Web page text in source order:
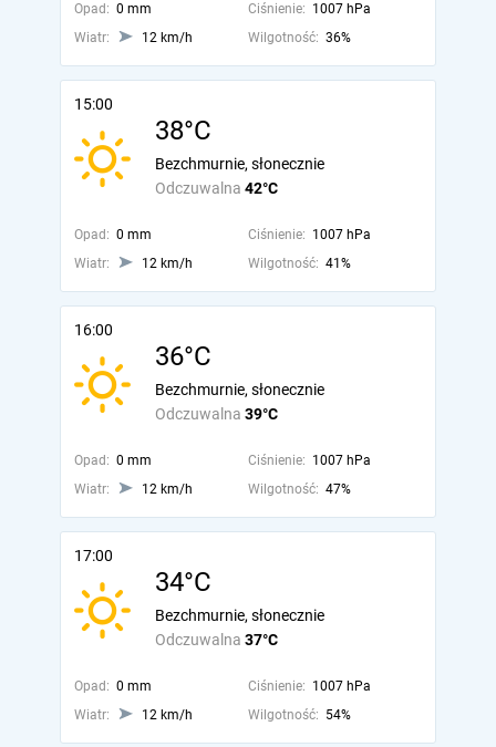
Opad: 0 mm Ciśnienie: 1007 hPa
Wiatr:
12 km/h Wilgotność: 36%
15:00
38°C
Odczuwalna 42°C
Bezchmurnie, słonecznie
Opad: 0 mm Ciśnienie: 1007 hPa
Wiatr:
12 km/h Wilgotność: 41%
16:00
36°C
Odczuwalna 39°C
Bezchmurnie, słonecznie
Opad: 0 mm Ciśnienie: 1007 hPa
Wiatr:
12 km/h Wilgotność: 47%
17:00
34°C
Odczuwalna 37°C
Bezchmurnie, słonecznie
Opad: 0 mm Ciśnienie: 1007 hPa
Wiatr:
12 km/h Wilgotność: 54%